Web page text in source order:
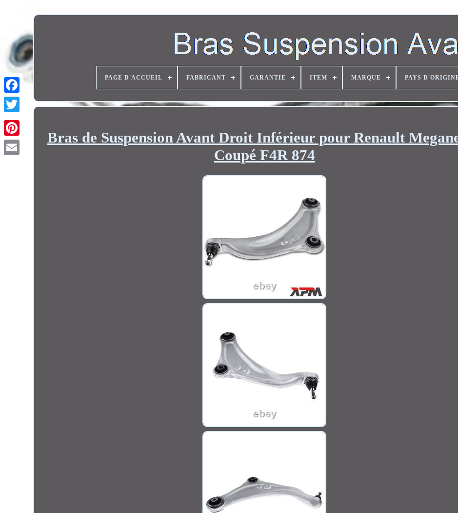
Twitter
PAGE D'ACCUEIL FABRICANT GARANTIE ITEM MARQUE PAYS
Bras de Suspension Avant Droit Inférieur pour Renault
Coupé F4R 874